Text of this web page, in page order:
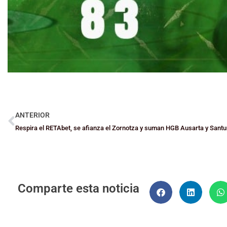
ANTERIOR
Respira el RETAbet, se afianza el Zornotza y suman HGB Ausarta y
Comparte esta noticia